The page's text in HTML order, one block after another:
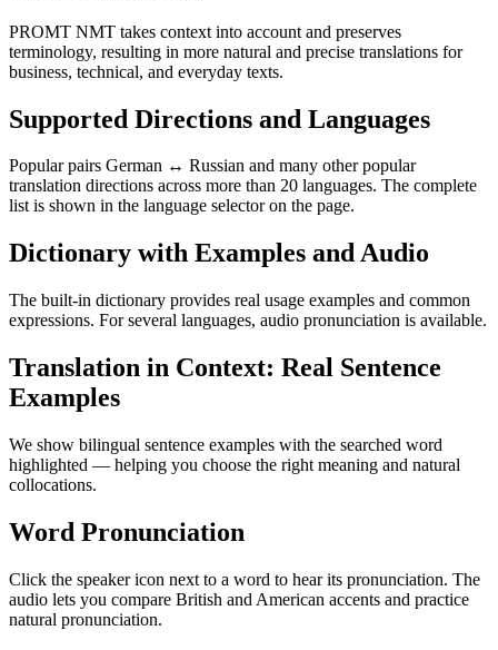
PROMT NMT takes context into account and preserves
terminology, resulting in more natural and precise translations for
business, technical, and everyday texts.
Supported Directions and Languages
Popular pairs German ↔ Russian and many other popular
translation directions across more than 20 languages. The complete
list is shown in the language selector on the page.
Dictionary with Examples and Audio
The built-in dictionary provides real usage examples and common
expressions. For several languages, audio pronunciation is available.
Translation in Context: Real Sentence
Examples
We show bilingual sentence examples with the searched word
highlighted — helping you choose the right meaning and natural
collocations.
Word Pronunciation
Click the speaker icon next to a word to hear its pronunciation. The
audio lets you compare British and American accents and practice
natural pronunciation.